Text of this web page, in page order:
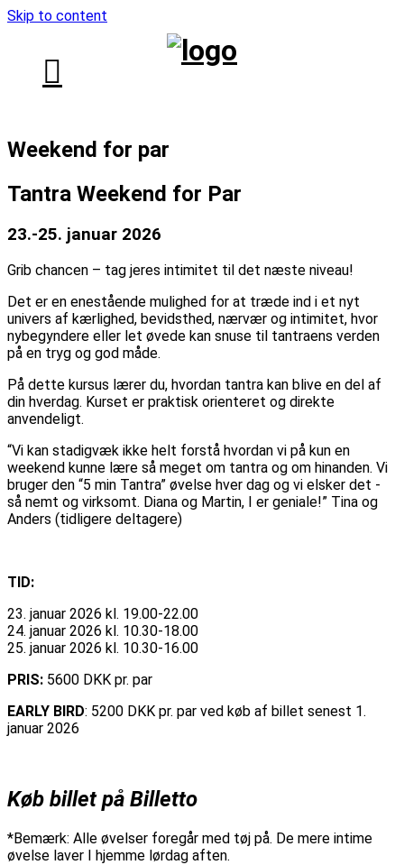
Skip to content
Weekend for par
Tantra Weekend for Par
23.-25. januar 2026
Grib chancen – tag jeres intimitet til det næste niveau!
Det er en enestående mulighed for at træde ind i et nyt
univers af kærlighed, bevidsthed, nærvær og intimitet, hvor
nybegyndere eller let øvede kan snuse til tantraens verden
på en tryg og god måde.
På dette kursus lærer du, hvordan tantra kan blive en del af
din hverdag. Kurset er praktisk orienteret og direkte
anvendeligt.
“Vi kan stadigvæk ikke helt forstå hvordan vi på kun en
weekend kunne lære så meget om tantra og om hinanden. Vi
bruger den “5 min Tantra” øvelse hver dag og vi elsker det -
så nemt og virksomt. Diana og Martin, I er geniale!” Tina og
Anders (tidligere deltagere)
TID:
23. januar 2026 kl. 19.00-22.00
24. januar 2026 kl. 10.30-18.00
25. januar 2026 kl. 10.30-16.00
PRIS: 5600 DKK pr. par
EARLY BIRD: 5200 DKK pr. par ved køb af billet senest 1.
januar 2026
Køb billet på Billetto
*Bemærk: Alle øvelser foregår med tøj på. De mere intime
øvelse laver I hjemme lørdag aften.